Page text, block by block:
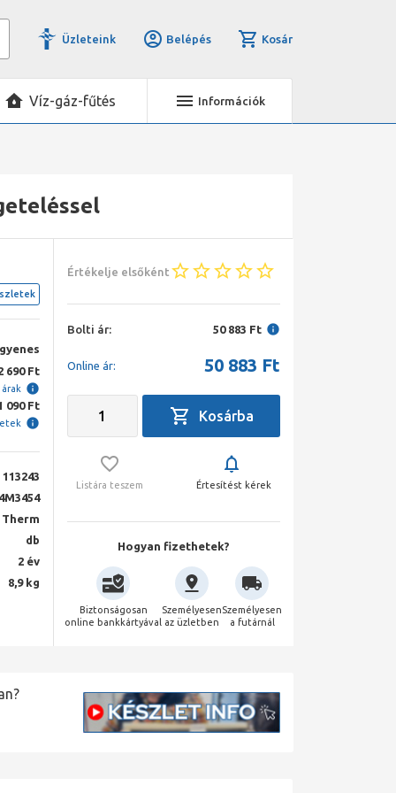
Üzleteink Belépés Kosár
Víz-gáz-fűtés Információk
690 Ft
090 Ft
113243
Therm
db
2 év
8,9 kg
Értékelje elsőként
Bolti ár: 50 883 Ft
Online ár: 50 883 Ft
Listára teszem Értesítést kérek
Hogyan fizethetek?
Biztonságosan
online bankkártyával
Személyesen
az üzletben
Személyesen
a futárnál